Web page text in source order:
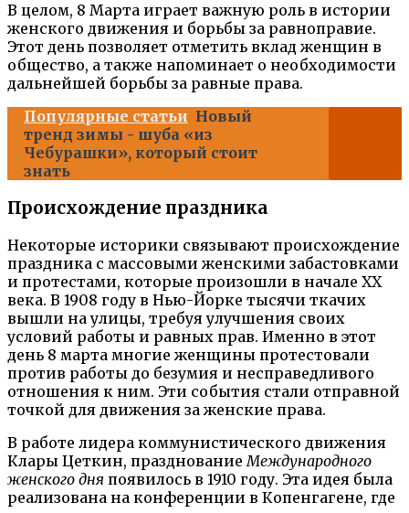
В целом, 8 Марта играет важную роль в истории
женского движения и борьбы за равноправие.
Этот день позволяет отметить вклад женщин в
общество, а также напоминает о необходимости
дальнейшей борьбы за равные права.
Популярные статьи Новый
тренд зимы - шуба «из
Чебурашки», который стоит
знать
Происхождение праздника
Некоторые историки связывают происхождение
праздника с массовыми женскими забастовками
и протестами, которые произошли в начале XX
века. В 1908 году в Нью-Йорке тысячи ткачих
вышли на улицы, требуя улучшения своих
условий работы и равных прав. Именно в этот
день 8 марта многие женщины протестовали
против работы до безумия и несправедливого
отношения к ним. Эти события стали отправной
точкой для движения за женские права.
В работе лидера коммунистического движения
Клары Цеткин, празднование Международного
женского дня появилось в 1910 году. Эта идея была
реализована на конференции в Копенгагене, где